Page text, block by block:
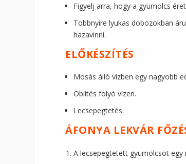
Figyelj arra, hogy a gyümölcs
Többnyire lyukas dobozokban
hazavinni.
ELŐKÉSZÍTÉS
Mosás álló vízben egy nagyobb
Öblítés folyó vízen.
Lecsepegtetés.
ÁFONYA LEKVÁR
A lecsepegtetett gyümölcsöt egy